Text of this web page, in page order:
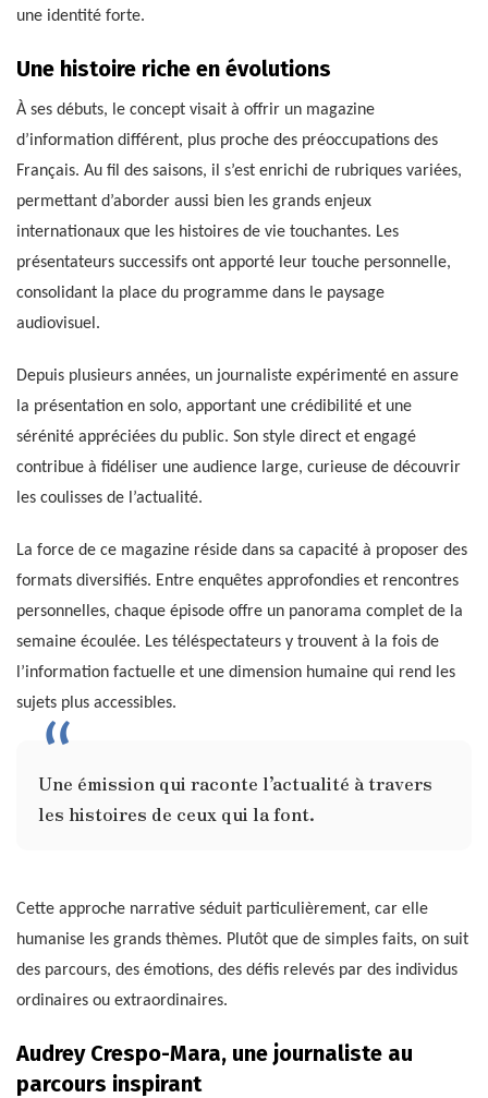
une identité forte.
Une histoire riche en évolutions
À ses débuts, le concept visait à offrir un magazine
d’information différent, plus proche des préoccupations des
Français. Au fil des saisons, il s’est enrichi de rubriques variées,
permettant d’aborder aussi bien les grands enjeux
internationaux que les histoires de vie touchantes. Les
présentateurs successifs ont apporté leur touche personnelle,
consolidant la place du programme dans le paysage
audiovisuel.
Depuis plusieurs années, un journaliste expérimenté en assure
la présentation en solo, apportant une crédibilité et une
sérénité appréciées du public. Son style direct et engagé
contribue à fidéliser une audience large, curieuse de découvrir
les coulisses de l’actualité.
La force de ce magazine réside dans sa capacité à proposer des
formats diversifiés. Entre enquêtes approfondies et rencontres
personnelles, chaque épisode offre un panorama complet de la
semaine écoulée. Les téléspectateurs y trouvent à la fois de
l’information factuelle et une dimension humaine qui rend les
sujets plus accessibles.
Une émission qui raconte l’actualité à travers
les histoires de ceux qui la font.
Cette approche narrative séduit particulièrement, car elle
humanise les grands thèmes. Plutôt que de simples faits, on suit
des parcours, des émotions, des défis relevés par des individus
ordinaires ou extraordinaires.
Audrey Crespo-Mara, une journaliste au
parcours inspirant